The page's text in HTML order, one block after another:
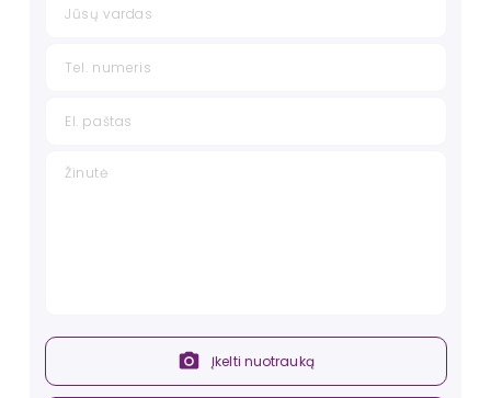
Individualaus užsakymo:
Kaina - prekės kaina padidėja, priklausomai nuo
Galimi audinių pasirinkimai - audinių palečių
Įkelti nuotrauką